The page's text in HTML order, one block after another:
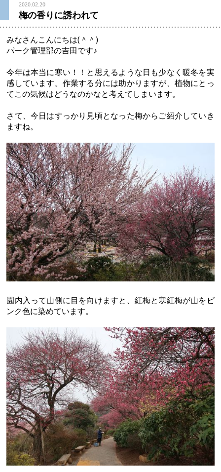
2020.02.20
梅の香りに誘われて
みなさんこんにちは(＾＾)
パーク管理部の吉田です♪
今年は本当に寒い！！と思えるような日も少なく暖冬を実
感しています。作業する分には助かりますが、植物にとっ
てこの気候はどうなのかなと考えてしまいます。
さて、今日はすっかり見頃となった梅からご紹介していき
ますね。
園内入って山側に目を向けますと、紅梅と寒紅梅が山をピ
ンク色に染めています。